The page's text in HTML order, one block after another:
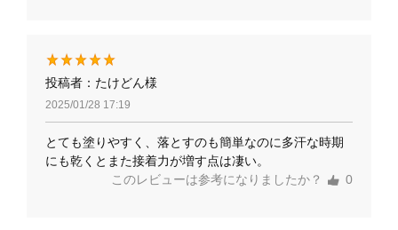
投稿者：たけどん様
2025/01/28 17:19
とても塗りやすく、落とすのも簡単なのに多汗な時期
にも乾くとまた接着力が増す点は凄い。
このレビューは参考になりましたか？
0